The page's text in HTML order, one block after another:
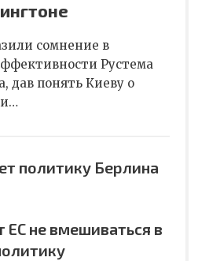
сомнение в
Рустема
дав понять Киеву о
политику Берлина
ЕС не вмешиваться в